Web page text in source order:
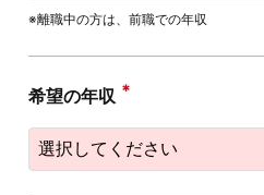
※離職中の方は、前職での年収
希望の年収